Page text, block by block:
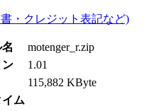
書・クレジット表記など)
motenger_r.zip
ン
1.01
115,882 KByte
ム